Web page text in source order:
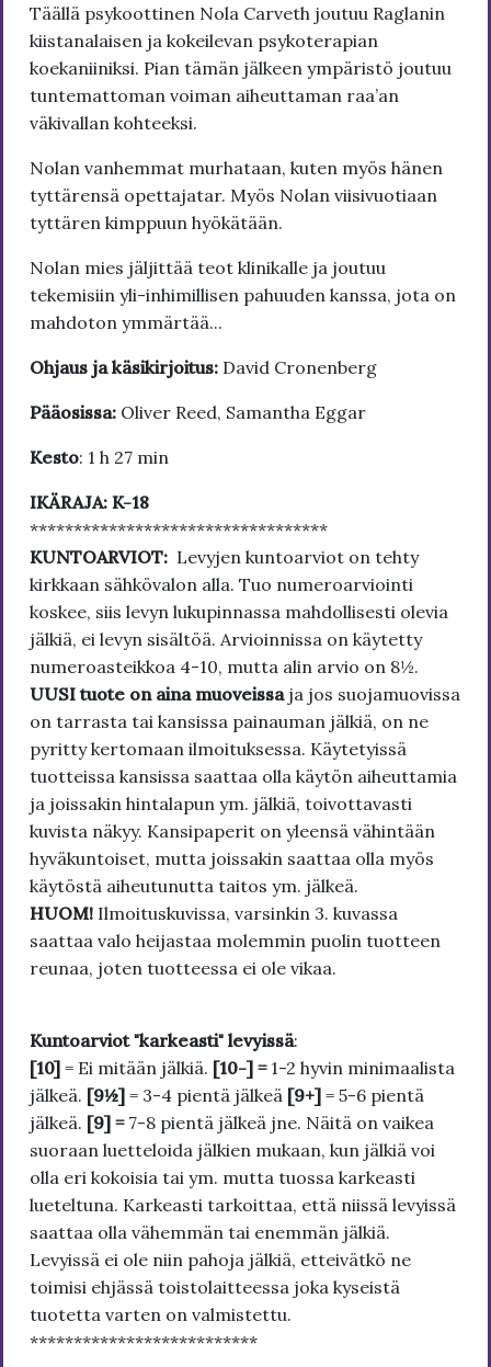
Täällä psykoottinen Nola Carveth joutuu Raglanin
kiistanalaisen ja kokeilevan psykoterapian
koekaniiniksi. Pian tämän jälkeen ympäristö joutuu
tuntemattoman voiman aiheuttaman raa’an
väkivallan kohteeksi.
Nolan vanhemmat murhataan, kuten myös hänen
tyttärensä opettajatar. Myös Nolan viisivuotiaan
tyttären kimppuun hyökätään.
Nolan mies jäljittää teot klinikalle ja joutuu
tekemisiin yli-inhimillisen pahuuden kanssa, jota on
mahdoton ymmärtää...
Ohjaus ja käsikirjoitus: David Cronenberg
Pääosissa: Oliver Reed, Samantha Eggar
Kesto: 1 h 27 min
IKÄRAJA: K-18
**********************************
KUNTOARVIOT: Levyjen kuntoarviot on tehty
kirkkaan sähkövalon alla. Tuo numeroarviointi
koskee, siis levyn lukupinnassa mahdollisesti olevia
jälkiä, ei levyn sisältöä. Arvioinnissa on käytetty
numeroasteikkoa 4-10, mutta alin arvio on 8½.
UUSI tuote on aina muoveissa ja jos suojamuovissa
on tarrasta tai kansissa painauman jälkiä, on ne
pyritty kertomaan ilmoituksessa. Käytetyissä
tuotteissa kansissa saattaa olla käytön aiheuttamia
ja joissakin hintalapun ym. jälkiä, toivottavasti
kuvista näkyy. Kansipaperit on yleensä vähintään
hyväkuntoiset, mutta joissakin saattaa olla myös
käytöstä aiheutunutta taitos ym. jälkeä.
HUOM! Ilmoituskuvissa, varsinkin 3. kuvassa
saattaa valo heijastaa molemmin puolin tuotteen
reunaa, joten tuotteessa ei ole vikaa.
Kuntoarviot "karkeasti" levyissä:
[10] = Ei mitään jälkiä. [10-] = 1-2 hyvin minimaalista
jälkeä. [9½] = 3-4 pientä jälkeä [9+] = 5-6 pientä
jälkeä. [9] = 7-8 pientä jälkeä jne. Näitä on vaikea
suoraan luetteloida jälkien mukaan, kun jälkiä voi
olla eri kokoisia tai ym. mutta tuossa karkeasti
lueteltuna. Karkeasti tarkoittaa, että niissä levyissä
saattaa olla vähemmän tai enemmän jälkiä.
Levyissä ei ole niin pahoja jälkiä, etteivätkö ne
toimisi ehjässä toistolaitteessa joka kyseistä
tuotetta varten on valmistettu.
**************************